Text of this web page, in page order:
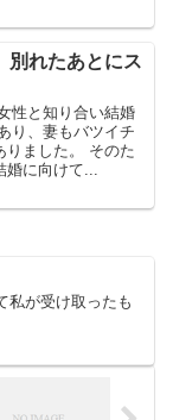
別れたあとにス
性と知り合い結婚
り、妻もバツイチ
りました。 そのた
婚に向けて...
私が受け取ったも